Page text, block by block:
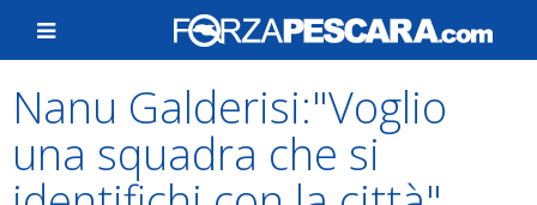
Nanu Galderisi:"Voglio
una squadra che si